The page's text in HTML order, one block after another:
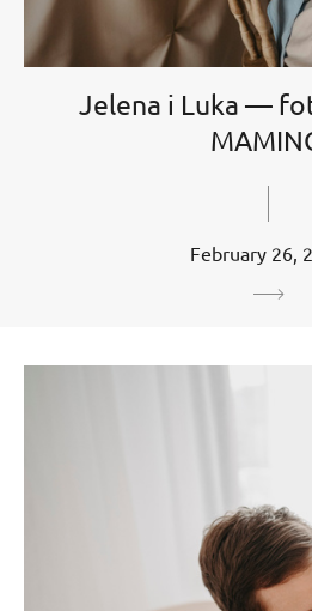
Jelena i Luka —
February 26,